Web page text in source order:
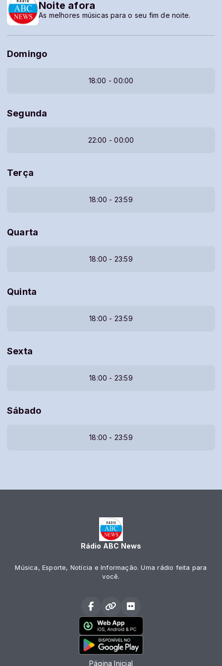
Noite afora
As melhores músicas para o seu fim de noite.
Domingo
18:00 - 00:00
Segunda
22:00 - 00:00
Terça
18:00 - 23:59
Quarta
18:00 - 23:59
Quinta
18:00 - 23:59
Sexta
18:00 - 23:59
Sábado
18:00 - 23:59
Rádio ABC News
Música, Esporte, Notícia e Informação. Uma rádio feita para
você.
Página Inicial